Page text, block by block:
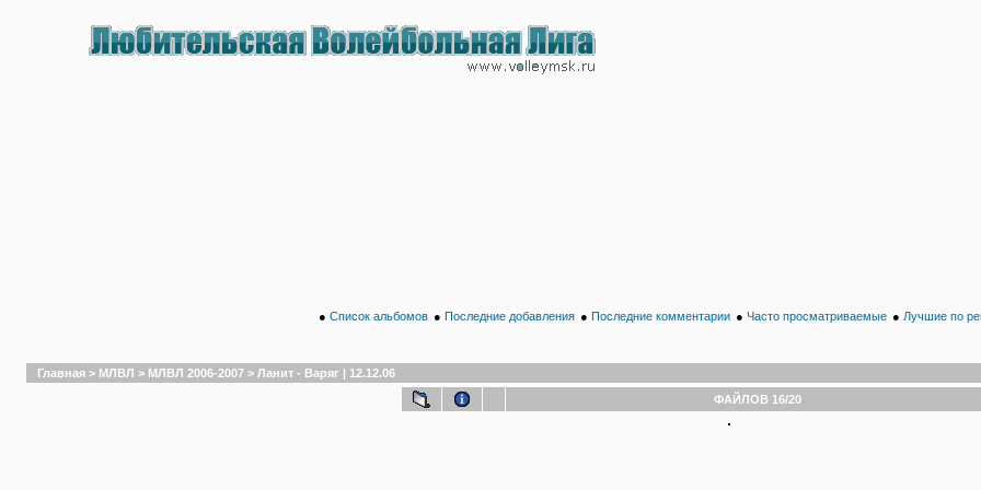
● Список альбомов ● Последние добавления ● Последние комментарии ● Часто просматриваемые ● Лучшие по
Главная > МЛВЛ > МЛВЛ 2006-2007 > Ланит - Варяг | 12.12.06
ФАЙЛОВ 16/20